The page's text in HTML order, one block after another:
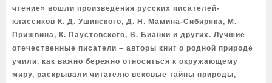
чтение» вошли произведения русских писателей-
классиков К. Д. Ушинского, Д. Н. Мамина-Сибиряка, М.
Пришвина, К. Паустовского, В. Бианки и других. Лучшие
отечественные писатели – авторы книг о родной природе
учили, как важно бережно относиться к окружающему
миру, раскрывали читателю вековые тайны природы,